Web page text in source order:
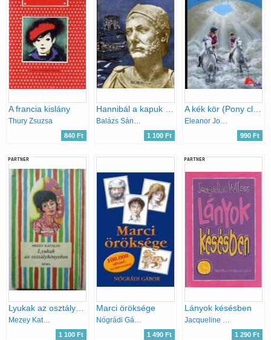
A francia kislány
Thury Zsuzsa
840 Ft
Balázs Sándor
1 100 Ft
A kék kör (Pony club)
Eleanor Jones
990 Ft
PARTNER
Lyukak az osztálykönyvben
Mezey Katalin
1 100 Ft
Marci öröksége
Nógrádi Gábor
1 490 Ft
PARTNER
Lányok késésben
Jacqueline Wilson
1 290 Ft